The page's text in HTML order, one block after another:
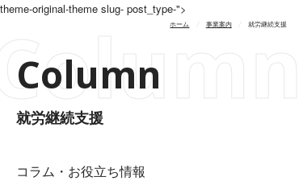
theme-original-theme slug- post_type-">
ホーム 事業案内 就労継続支援
Column
就労継続支援
コラム・お役立ち情報